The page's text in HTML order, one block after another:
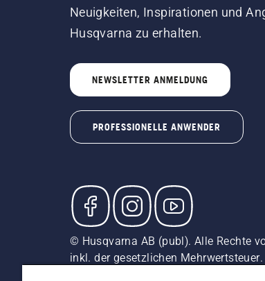
Neuigkeiten, Inspirationen und
Husqvarna zu erhalten.
NEWSLETTER ANMELDUNG
PROFESSIONELLE ANWENDER
© Husqvarna AB (publ). Alle Rechte
inkl. der gesetzlichen